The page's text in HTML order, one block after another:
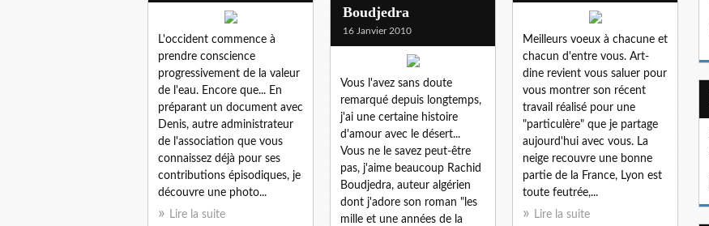
L'occident commence à
prendre conscience
progressivement de la valeur
de l'eau. Encore que... En
préparant un document avec
Denis, autre administrateur
de l'association que vous
connaissez déjà pour ses
contributions épisodiques, je
découvre une photo...
Lire la suite
Boudjedra
16 Janvier 2010
Vous l'avez sans doute
remarqué depuis longtemps,
j'ai une certaine histoire
d'amour avec le désert...
Vous ne le savez peut-être
pas, j'aime beaucoup Rachid
Boudjedra, auteur algérien
dont j'adore son roman "les
mille et une années de la
Meilleurs voeux à chacune et
chacun d'entre vous. Art-
dine revient vous saluer pour
vous montrer son récent
travail réalisé pour une
"particulère" que je partage
aujourd'hui avec vous. La
neige recouvre une bonne
partie de la France, Lyon est
toute feutrée,...
Lire la suite